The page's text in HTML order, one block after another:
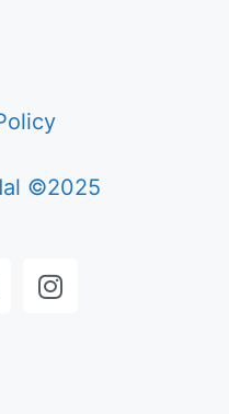
©2025